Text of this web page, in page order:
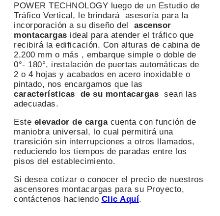
POWER TECHNOLOGY luego de un Estudio de
Tráfico Vertical, le brindará asesoría para la
incorporación a su diseño del ascensor
montacargas ideal para atender el tráfico que
recibirá la edificación. Con alturas de cabina de
2,200 mm o más , embarque simple o doble de
0°- 180°, instalación de puertas automáticas de
2 o 4 hojas y acabados en acero inoxidable o
pintado, nos encargamos que las
características de su montacargas sean las
adecuadas.
Este elevador de carga cuenta con función de
maniobra universal, lo cual permitirá una
transición sin interrupciones a otros llamados,
reduciendo los tiempos de paradas entre los
pisos del establecimiento.
Si desea cotizar o conocer el precio de nuestros
ascensores montacargas para su Proyecto,
contáctenos haciendo Clic Aquí.